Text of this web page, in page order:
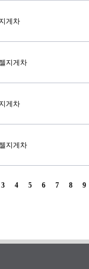
게차
지게차
게차
지게차
3 4 5 6 7 8 9